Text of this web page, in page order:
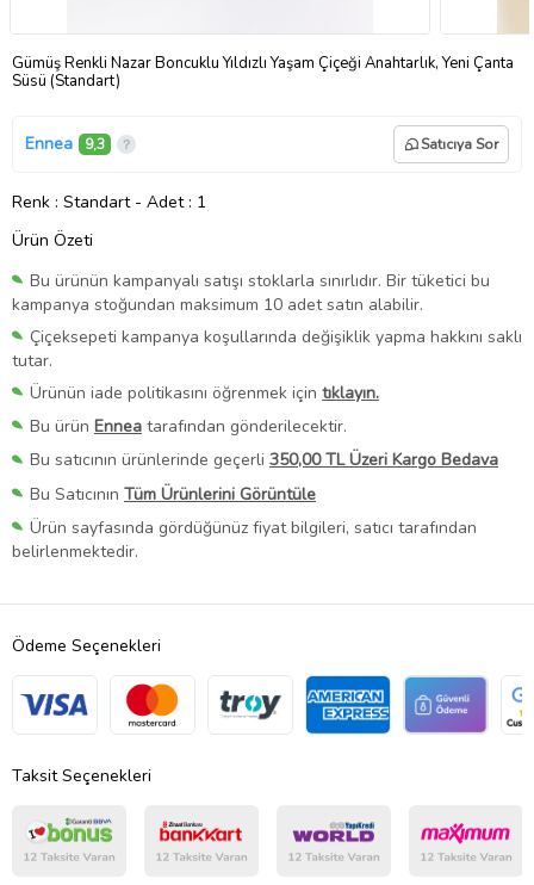
Gümüş Renkli Nazar Boncuklu Yıldızlı Yaşam Çiçeği Anahtarlık, Yeni Çanta
Süsü (Standart)
Ennea 9,3 Satıcıya Sor
Renk : Standart- Adet : 1
Ürün Özeti
Bu ürünün kampanyalı satışı stoklarla sınırlıdır. Bir tüketici bu
kampanya stoğundan maksimum 10 adet satın alabilir.
Çiçeksepeti kampanya koşullarında değişiklik yapma hakkını saklı
tutar.
Ürünün iade politikasını öğrenmek için tıklayın.
Bu ürün Ennea tarafından gönderilecektir.
Bu satıcının ürünlerinde geçerli 350,00 TL Üzeri Kargo Bedava
Bu Satıcının Tüm Ürünlerini Görüntüle
Ürün sayfasında gördüğünüz fiyat bilgileri, satıcı tarafından
belirlenmektedir.
Ödeme Seçenekleri
Taksit Seçenekleri